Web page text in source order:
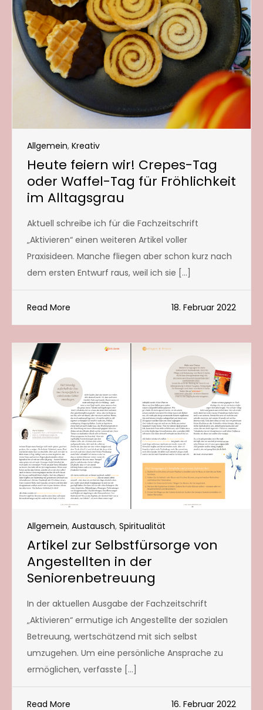
Allgemein, Kreativ
Heute feiern wir! Crepes-Tag
oder Waffel-Tag für Fröhlichkeit
im Alltagsgrau
Aktuell schreibe ich für die Fachzeitschrift
„Aktivieren“ einen weiteren Artikel voller
Praxisideen. Manche fliegen aber schon kurz nach
dem ersten Entwurf raus, weil ich sie […]
Read More 18. Februar 2022
Allgemein, Austausch, Spiritualität
Artikel zur Selbstfürsorge von
Angestellten in der
Seniorenbetreuung
In der aktuellen Ausgabe der Fachzeitschrift
„Aktivieren“ ermutige ich Angestellte der sozialen
Betreuung, wertschätzend mit sich selbst
umzugehen. Um eine persönliche Ansprache zu
ermöglichen, verfasste […]
Read More 16. Februar 2022